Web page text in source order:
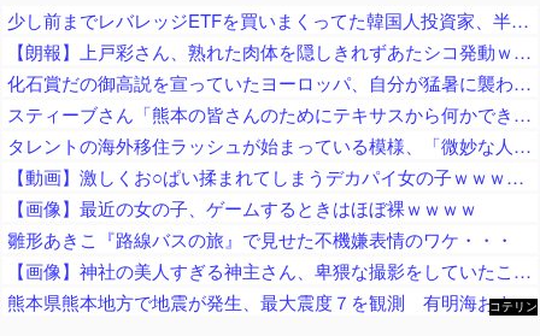
少し前までレバレッジETFを買いまくってた韓国人投資家、半導体株が下落局面に突入したと判断した途端に……
【朗報】上戸彩さん、熟れた肉体を隠しきれずあたシコ発動ｗｗｗ
化石賞だの御高説を宣っていたヨーロッパ、自分が猛暑に襲われると為すすべべもなくダメージを受けてしまい……
スティーブさん「熊本の皆さんのためにテキサスから何かできないか」TX州で熊本地震復興支援イベント「多くの方々が熊本のために募金、責任を持って日本へ送金いたします」
タレントの海外移住ラッシュが始まっている模様、「微妙な人ばっかで憧れない」と指摘する声も……
【動画】激しくお○ぱい揉まれてしまうデカパイ女の子ｗｗｗｗｗｗｗｗ
【画像】最近の女の子、ゲームするときはほぼ裸ｗｗｗｗ
雛形あきこ『路線バスの旅』で見せた不機嫌表情のワケ・・・
【画像】神社の美人すぎる神主さん、卑猥な撮影をしていたことが判明ｗｗｗｗｗｗｗｗ
熊本県熊本地方で地震が発生、最大震度７を観測 有明海および八代海に津波注意報
コテリン